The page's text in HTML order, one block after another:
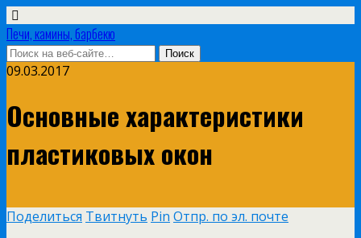
Печи, камины, барбекю
09.03.2017
Основные характеристики
пластиковых окон
Поделиться Твитнуть Pin Отпр. по эл. почте